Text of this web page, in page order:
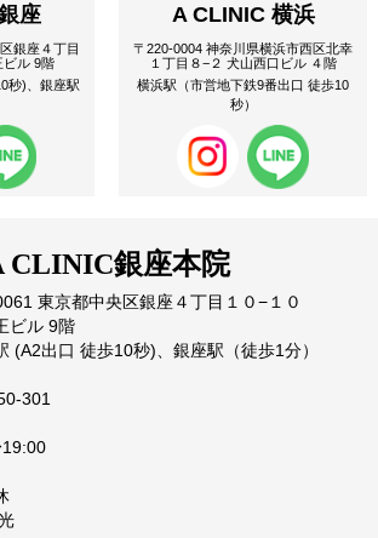
座
銀座４丁目
ビル 9階
秒)、銀座駅
A CLINIC 横浜
〒220-0004 神奈川県横浜市西区北幸
１丁目８−２ 犬山西口ビル ４階
横浜駅（市営地下鉄9番出口 徒歩10
秒）
CLINIC銀座本院
東京都中央区銀座４丁目１０−１０
ビル 9階
(A2出口 徒歩10秒)、銀座駅（徒歩1分）
301